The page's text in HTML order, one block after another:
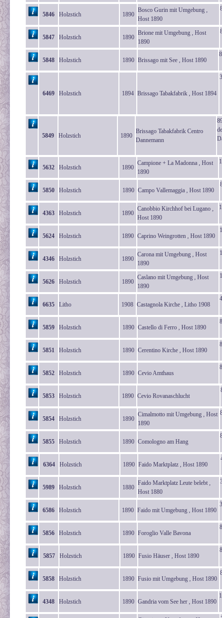
5846 Holzstich 1890
Bosco Gurin mit Umgebung ,
Host 1890
5847 Holzstich 1890
Brione mit Umgebung , Host
1890
5848 Holzstich 1890 Brissago mit See , Host 1890
6469 Holzstich 1894 Brissago Tabakfabrik , Host 1894
5849 Holzstich 1890
Brissago Tabakfabrik Centro
Dannemann
5632 Holzstich 1890
Campione + La Madonna , Host
1890
5850 Holzstich 1890 Campo Vallemaggia , Host 1890
4363 Holzstich 1890
Canobbio Kirchhof bei Lugano ,
Host 1890
5624 Holzstich 1890 Caprino Weingrotten , Host 1890
4346 Holzstich 1890
Carona mit Umgebung , Host
1890
5626 Holzstich 1890
Caslano mit Umgebung , Host
1890
6635 Litho 1908 Castagnola Kirche , Litho 1908
5859 Holzstich 1890 Castello di Ferro , Host 1890
5851 Holzstich 1890 Cerentino Kirche , Host 1890
5852 Holzstich 1890 Cevio Amthaus
5853 Holzstich 1890 Cevio Rovanaschlucht
5854 Holzstich 1890
Cimalmotto mit Umgebung , Host
1890
5855 Holzstich 1890 Comologno am Hang
6364 Holzstich 1890 Faido Marktplatz , Host 1890
5989 Holzstich 1880
Faido Marktplatz Leute belebt ,
Host 1880
6586 Holzstich 1890 Faido mit Umgebung , Host 1890
5856 Holzstich 1890 Foroglio Valle Bavona
5857 Holzstich 1890 Fusio Häuser , Host 1890
5858 Holzstich 1890 Fusio mit Umgebung , Host 1890
4348 Holzstich 1890 Gandria vom See her , Host 1890